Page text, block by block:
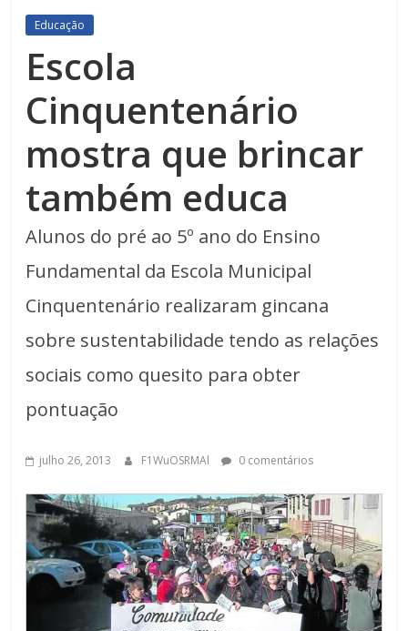
Educação
Escola
Cinquentenário
mostra que brincar
também educa
Alunos do pré ao 5º ano do Ensino
Fundamental da Escola Municipal
Cinquentenário realizaram gincana
sobre sustentabilidade tendo as relações
sociais como quesito para obter
pontuação
julho 26, 2013 F1WuOSRMAl 0 comentários